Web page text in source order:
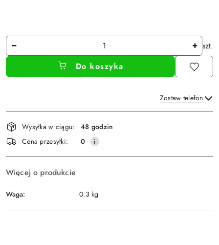
Ilość
szt.
Do koszyka
Zostaw telefon
Wyślij
Dostępność
i
dostawa
Wysyłka w ciągu:
48 godzin
Cena przesyłki:
0
Więcej o produkcie
Waga: 0.3 kg